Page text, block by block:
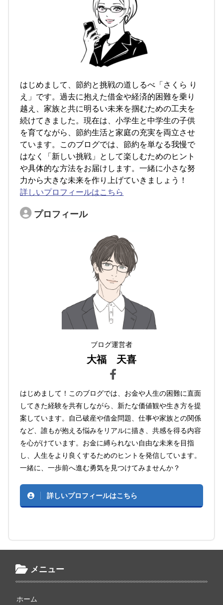
はじめまして、節約と挑戦の道しるべ「さくら り
え」です。過去に抱えた借金や経済的困難を乗り
越え、家族と共に明るい未来を掴むための工夫を
続けてきました。現在は、小学生と中学生の子供
を育てながら、節約生活と家庭の充実を両立させ
ています。このブログでは、節約を単なる我慢で
はなく「新しい挑戦」として楽しむためのヒント
や具体的な方法をお届けします。一緒に小さな努
力から大きな未来を作り上げていきましょう！
詳しいプロフィールはこちら
プロフィール
ブログ運営者
大福 天喜
はじめまして！このブログでは、お金や人生の困難に直面
してきた経験を共有しながら、新たな価値観や生き方を提
案しています。自己破産や借金問題、仕事や家族との関係
など、誰もが抱える悩みをリアルに描き、共感を得る内容
を心がけています。お金に縛られない自由な未来を目指
し、人生をより良くするためのヒントを発信しています。
一緒に、一歩前へ進む勇気を見つけてみませんか？
詳しいプロフィールはこちら
メニュー
ホーム